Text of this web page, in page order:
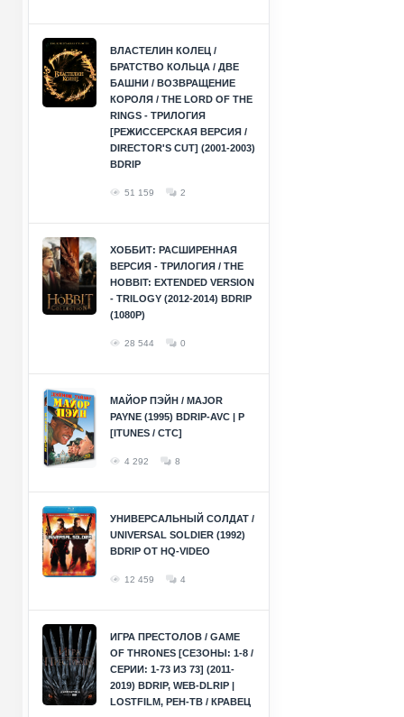
ВЛАСТЕЛИН КОЛЕЦ /
БРАТСТВО КОЛЬЦА / ДВЕ
БАШНИ / ВОЗВРАЩЕНИЕ
КОРОЛЯ / THE LORD OF THE
RINGS - ТРИЛОГИЯ
[РЕЖИССЕРСКАЯ ВЕРСИЯ /
DIRECTOR'S CUT] (2001-2003)
BDRIP
51 159 2
ХОББИТ: РАСШИРЕННАЯ
ВЕРСИЯ - ТРИЛОГИЯ / THE
HOBBIT: EXTENDED VERSION
- TRILOGY (2012-2014) BDRIP
(1080P)
28 544 0
МАЙОР ПЭЙН / MAJOR
PAYNE (1995) BDRIP-AVC | P
[ITUNES / СТС]
4 292 8
УНИВЕРСАЛЬНЫЙ СОЛДАТ /
UNIVERSAL SOLDIER (1992)
BDRIP ОТ HQ-VIDEO
12 459 4
ИГРА ПРЕСТОЛОВ / GAME
OF THRONES [СЕЗОНЫ: 1-8 /
СЕРИИ: 1-73 ИЗ 73] (2011-
2019) BDRIP, WEB-DLRIP |
LOSTFILM, РЕН-ТВ / КРАВЕЦ